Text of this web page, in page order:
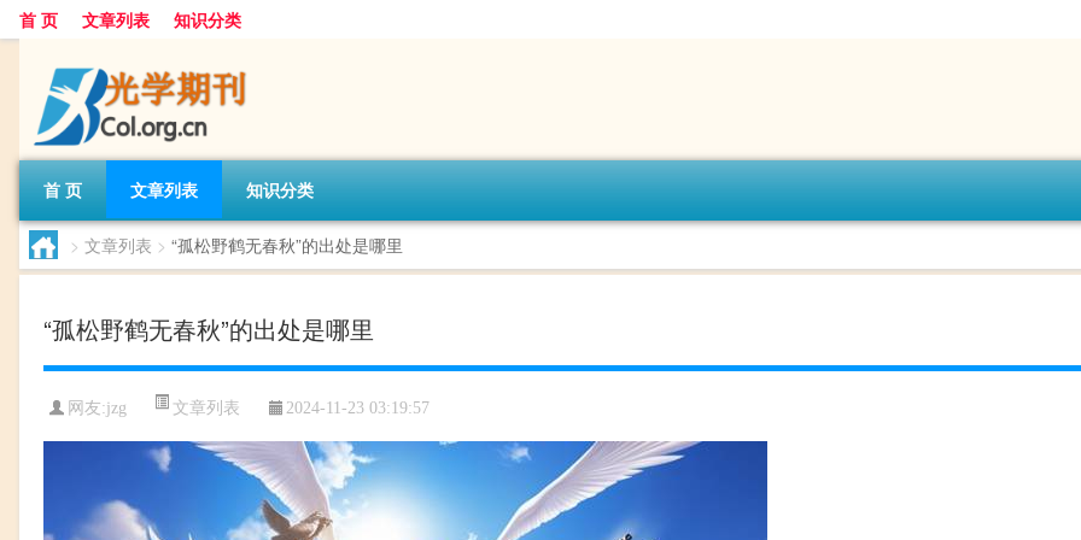
首 页 文章列表 知识分类
首 页 文章列表 知识分类
> 文章列表 > “孤松野鹤无春秋”的出处是哪里
“孤松野鹤无春秋”的出处是哪里
网友:jzg 文章列表 2024-11-23 03:19:57